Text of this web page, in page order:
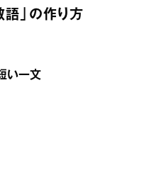
」の作り方
い一文